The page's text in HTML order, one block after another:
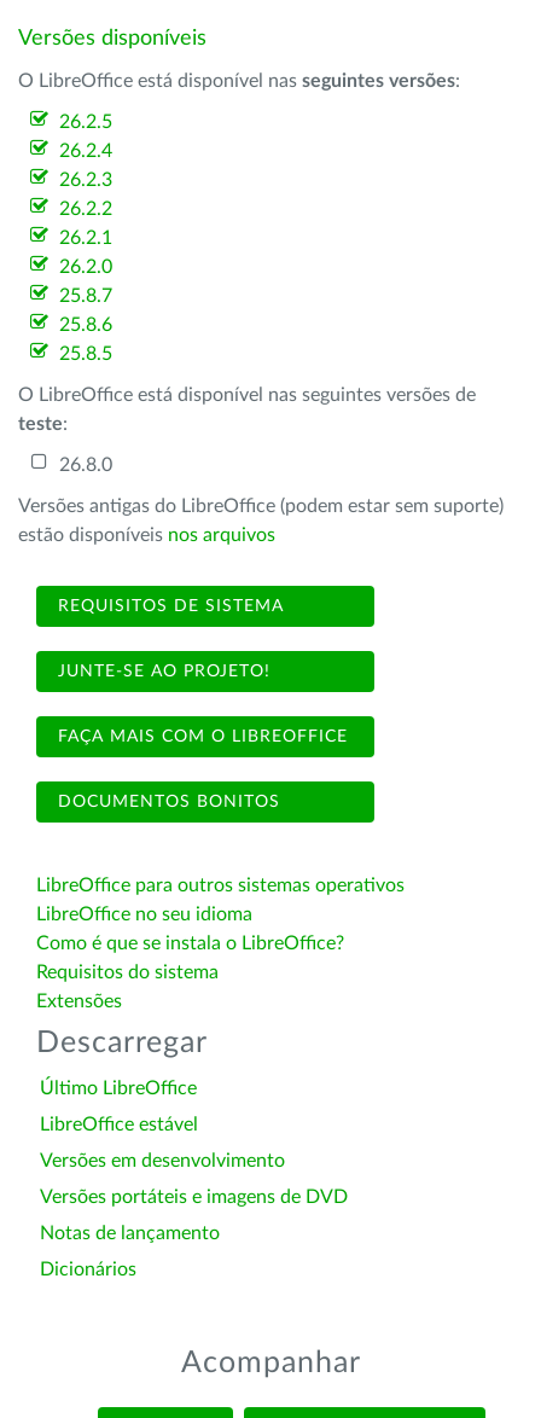
Versões disponíveis
O LibreOffice está disponível nas seguintes versões:
26.2.5
26.2.4
26.2.3
26.2.2
26.2.1
26.2.0
25.8.7
25.8.6
25.8.5
O LibreOffice está disponível nas seguintes versões de
teste:
26.8.0
Versões antigas do LibreOffice (podem estar sem suporte)
estão disponíveis nos arquivos
REQUISITOS DE SISTEMA
JUNTE-SE AO PROJETO!
FAÇA MAIS COM O LIBREOFFICE
DOCUMENTOS BONITOS
LibreOffice para outros sistemas operativos
LibreOffice no seu idioma
Como é que se instala o LibreOffice?
Requisitos do sistema
Extensões
Descarregar
Último LibreOffice
LibreOffice estável
Versões em desenvolvimento
Versões portáteis e imagens de DVD
Notas de lançamento
Dicionários
Acompanhar